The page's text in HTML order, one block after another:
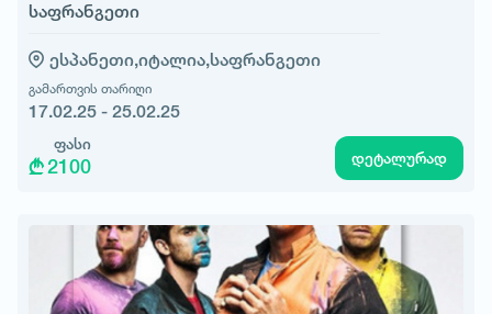
საფრანგეთი
ესპანეთი,იტალია,საფრანგეთი
გამართვის თარიღი
17.02.25 - 25.02.25
ფასი
2100 დეტალურად